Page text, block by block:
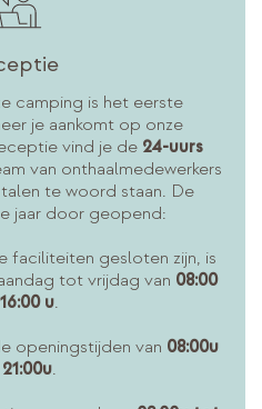
camping is het eerste
je aankomt op onze
vind je de 24-uurs
van onthaalmedewerkers
te woord staan. De
jaar door geopend:
faciliteiten gesloten zijn, is
tot vrijdag van 08:00
u.
openingstijden van 08:00u
.